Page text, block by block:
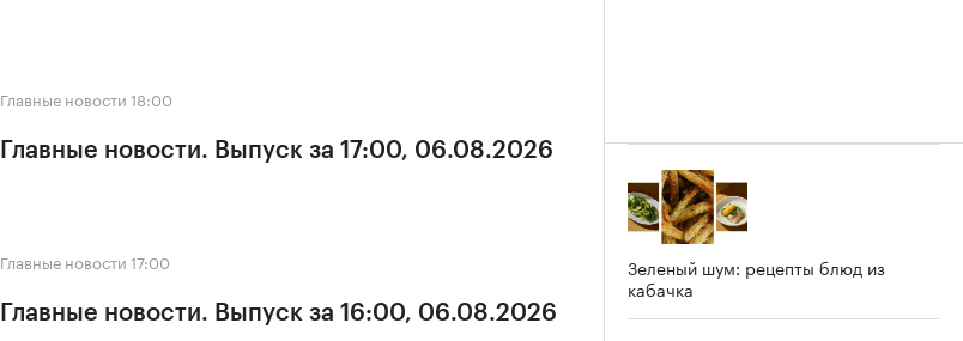
Главные новости 18:00
Главные новости. Выпуск за 17:00, 06.08.2026
Главные новости 17:00
Главные новости. Выпуск за 16:00, 06.08.2026
Зеленый шум: рецепты блюд из
кабачка